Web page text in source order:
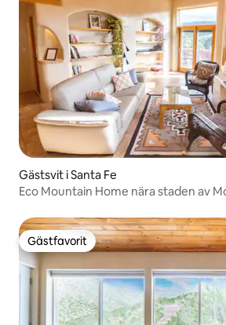
Gästsvit i Santa Fe
Eco Mountain Home nära staden av
Gästfavorit
Gästfavorit